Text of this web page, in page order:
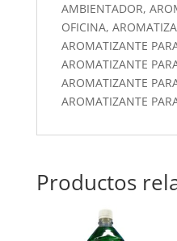
AMBIENTADOR,
OFICINA,
AROMATIZANTE
AROMATIZANTE
AROMATIZANTE
AROMATIZANTE
Productos